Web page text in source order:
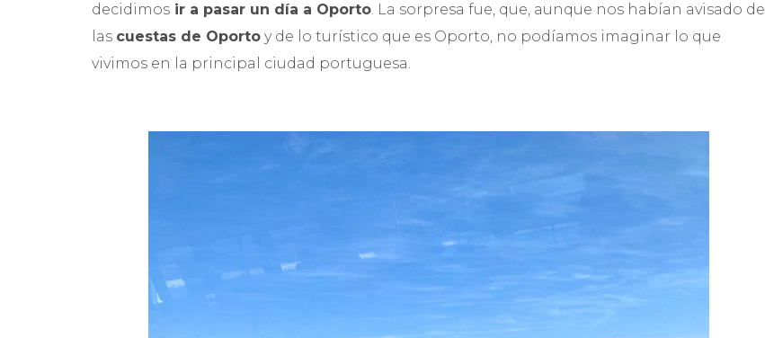
decidimos ir a pasar un día a Oporto. La sorpresa fue, que, aunque nos habían avisado de
las cuestas de Oporto y de lo turístico que es Oporto, no podíamos imaginar lo que
vivimos en la principal ciudad portuguesa.